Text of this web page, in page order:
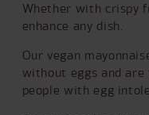
Whether with crispy
enhance any dish.
Our vegan
without eggs and
people with egg